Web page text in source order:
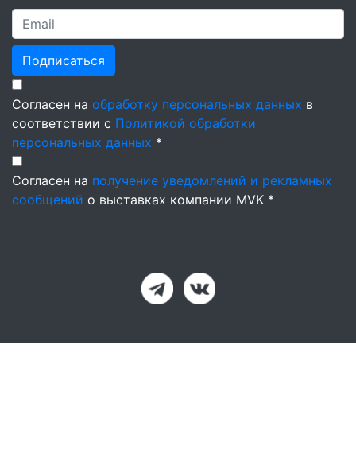
Подписаться
Согласен на обработку персональных данных в
соответствии с Политикой обработки
персональных данных *
Согласен на получение уведомлений и рекламных
сообщений о выставках компании MVK *